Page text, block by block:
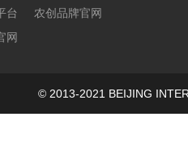
台
农创品牌官网
网
© 2013-2021 BEIJING